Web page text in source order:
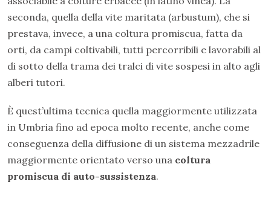
seconda, quella della vite maritata (arbustum), che si
prestava, invece, a una coltura promiscua, fatta da
orti, da campi coltivabili, tutti percorribili e lavorabili al
di sotto della trama dei tralci di vite sospesi in alto agli
alberi tutori.
È quest’ultima tecnica quella maggiormente utilizzata
in Umbria fino ad epoca molto recente, anche come
conseguenza della diffusione di un sistema mezzadrile
maggiormente orientato verso una coltura
promiscua di auto-sussistenza.